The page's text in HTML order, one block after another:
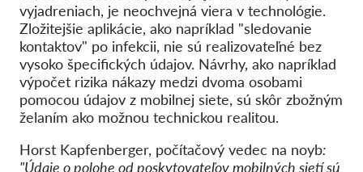
vyjadreniach, je neochvejná viera v technológie.
Zložitejšie aplikácie, ako napríklad "sledovanie
kontaktov" po infekcii, nie sú realizovateľné bez
vysoko špecifických údajov. Návrhy, ako napríklad
výpočet rizika nákazy medzi dvoma osobami
pomocou údajov z mobilnej siete, sú skôr zbožným
želaním ako možnou technickou realitou.
Horst Kapfenberger, počítačový vedec na noyb:
"Údaje o polohe od poskytovateľov mobilných sietí sú